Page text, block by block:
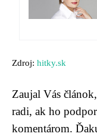
Zdroj: hitky.sk
Zaujal Vás
radi, ak ho
komentárom.